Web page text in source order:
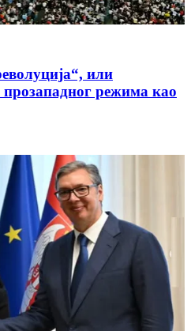
или
режима као